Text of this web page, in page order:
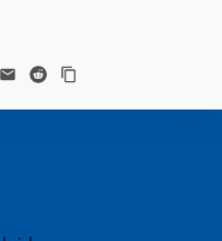
MailReddit